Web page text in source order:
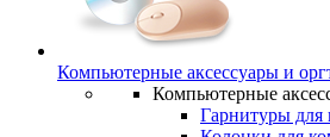
Компьютерные аксессуары и
Компьютерные
Гарнитуры для